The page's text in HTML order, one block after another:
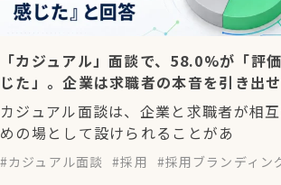
「カジュアル」面談で、58.0%が「評
じた」。企業は求職者の本音を引き出
カジュアル面談は、企業と求職者が相
めの場として設けられることがあ
カジュアル面談 採用 採用ブランディン